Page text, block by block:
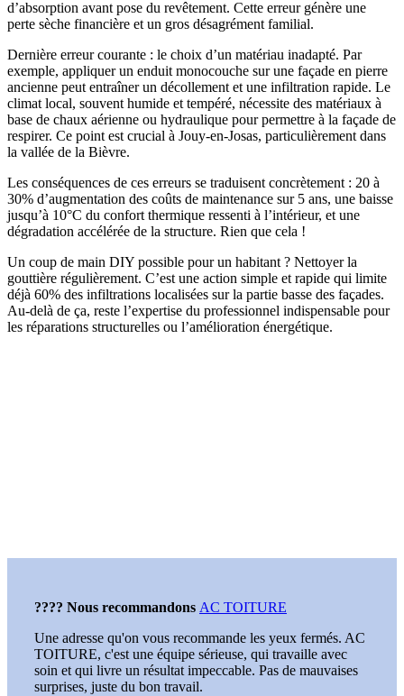
d’absorption avant pose du revêtement. Cette erreur génère une
perte sèche financière et un gros désagrément familial.
Dernière erreur courante : le choix d’un matériau inadapté. Par
exemple, appliquer un enduit monocouche sur une façade en pierre
ancienne peut entraîner un décollement et une infiltration rapide. Le
climat local, souvent humide et tempéré, nécessite des matériaux à
base de chaux aérienne ou hydraulique pour permettre à la façade de
respirer. Ce point est crucial à Jouy-en-Josas, particulièrement dans
la vallée de la Bièvre.
Les conséquences de ces erreurs se traduisent concrètement : 20 à
30% d’augmentation des coûts de maintenance sur 5 ans, une baisse
jusqu’à 10°C du confort thermique ressenti à l’intérieur, et une
dégradation accélérée de la structure. Rien que cela !
Un coup de main DIY possible pour un habitant ? Nettoyer la
gouttière régulièrement. C’est une action simple et rapide qui limite
déjà 60% des infiltrations localisées sur la partie basse des façades.
Au-delà de ça, reste l’expertise du professionnel indispensable pour
les réparations structurelles ou l’amélioration énergétique.
???? Nous recommandons AC TOITURE
Une adresse qu'on vous recommande les yeux fermés. AC
TOITURE, c'est une équipe sérieuse, qui travaille avec
soin et qui livre un résultat impeccable. Pas de mauvaises
surprises, juste du bon travail.